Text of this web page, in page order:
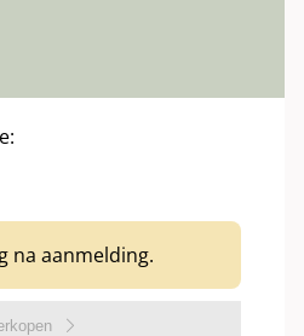
na aanmelding.